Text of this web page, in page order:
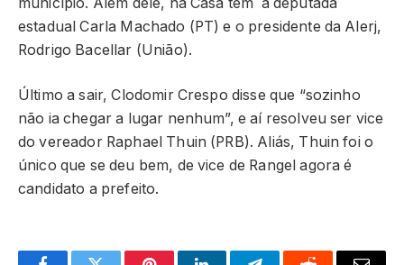
estadual Carla Machado (PT) e o presidente da Alerj,
Rodrigo Bacellar (União).
Último a sair, Clodomir Crespo disse que “sozinho
não ia chegar a lugar nenhum”, e aí resolveu ser vice
do vereador Raphael Thuin (PRB). Aliás, Thuin foi o
único que se deu bem, de vice de Rangel agora é
candidato a prefeito.